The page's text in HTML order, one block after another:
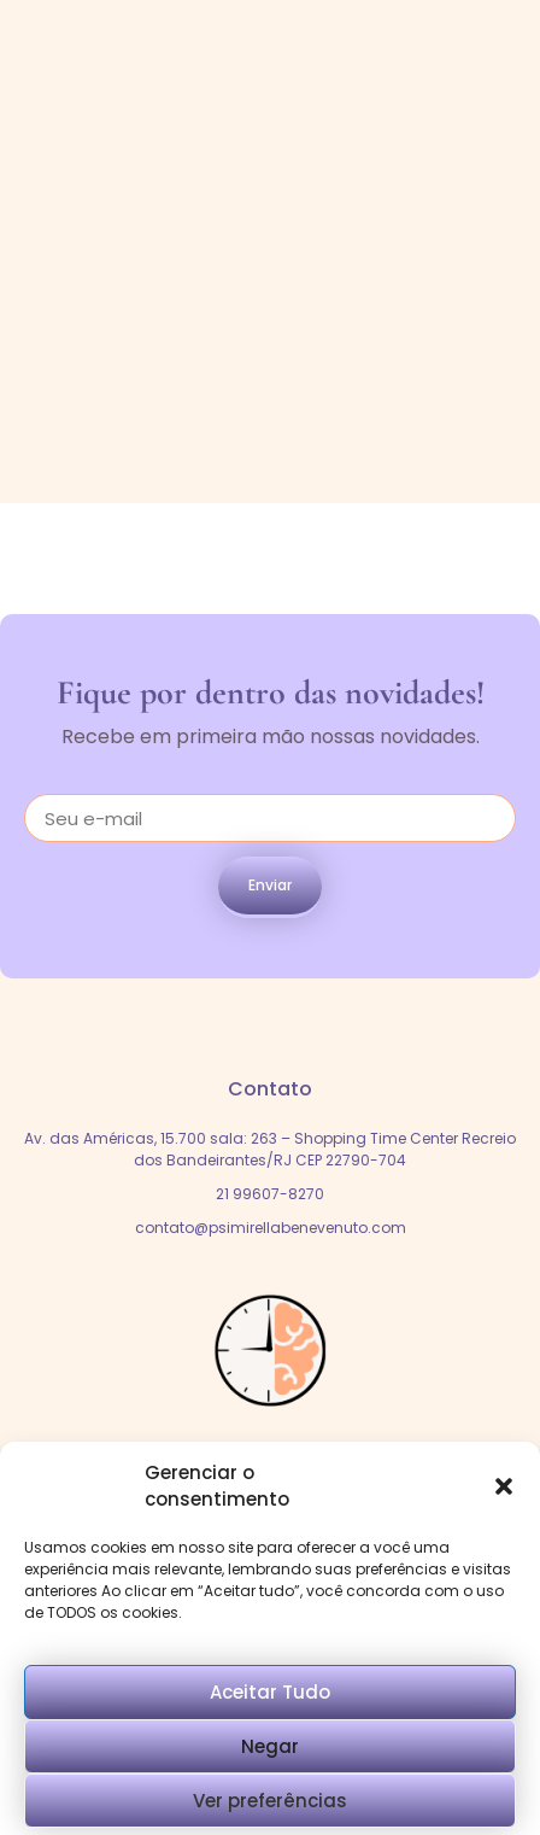
Gerenciar o
consentimento
Usamos cookies em nosso site para oferecer a você uma
experiência mais relevante, lembrando suas preferências e visitas
anteriores Ao clicar em “Aceitar tudo”, você concorda com o uso
de TODOS os cookies.
Aceitar Tudo
Negar
Ver preferências
Fique por dentro das novidades!
Recebe em primeira mão nossas novidades.
Enviar
Contato
Av. das Américas, 15.700 sala: 263 – Shopping Time Center Recreio
dos Bandeirantes/RJ CEP 22790-704
21 99607-8270
contato@psimirellabenevenuto.com
Me siga nas redes:
Menu
Copyright © Psi Mirella Benevenuto. Desenvolvido
por Rank Local Marketing.